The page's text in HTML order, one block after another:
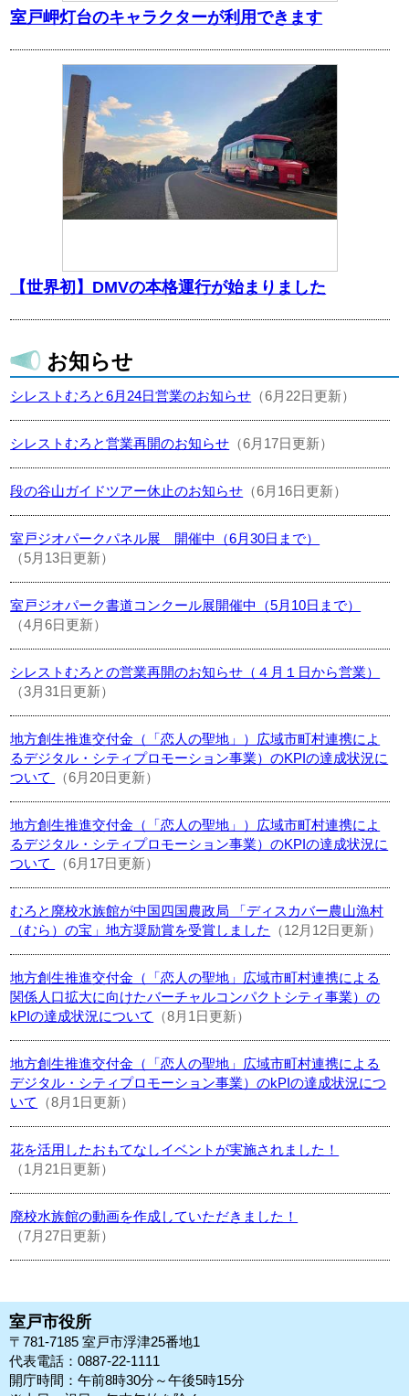
室戸岬灯台のキャラクターが利用できます
【世界初】DMVの本格運行が始まりました
お知らせ
シレストむろと6月24日営業のお知らせ （6月22日更新）
シレストむろと営業再開のお知らせ （6月17日更新）
段の谷山ガイドツアー休止のお知らせ （6月16日更新）
室戸ジオパークパネル展 開催中（6月30日まで）
（5月13日更新）
室戸ジオパーク書道コンクール展開催中（5月10日まで）
（4月6日更新）
シレストむろとの営業再開のお知らせ（４月１日から営業）
（3月31日更新）
地方創生推進交付金（「恋人の聖地」）広域市町村連携によ
るデジタル・シティプロモーション事業）のKPIの達成状況に
ついて
（6月20日更新）
地方創生推進交付金（「恋人の聖地」）広域市町村連携によ
るデジタル・シティプロモーション事業）のKPIの達成状況に
ついて
（6月17日更新）
むろと廃校水族館が中国四国農政局 「ディスカバー農山漁村
（むら）の宝」地方奨励賞を受賞しました
（12月12日更新）
地方創生推進交付金（「恋人の聖地」広域市町村連携による
関係人口拡大に向けたバーチャルコンパクトシティ事業）の
kPIの達成状況について
（8月1日更新）
地方創生推進交付金（「恋人の聖地」広域市町村連携による
デジタル・シティプロモーション事業）のkPIの達成状況につ
いて
（8月1日更新）
花を活用したおもてなしイベントが実施されました！
（1月21日更新）
廃校水族館の動画を作成していただきました！
（7月27日更新）
室戸市役所
〒781-7185 室戸市浮津25番地1
代表電話：0887-22-1111
開庁時間：午前8時30分～午後5時15分